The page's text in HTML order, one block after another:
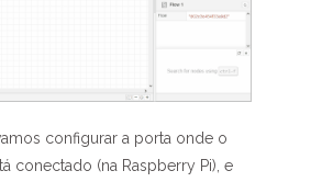
configurar a porta onde o
conectado (na Raspberry Pi), e